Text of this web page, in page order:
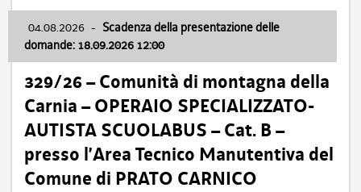
04.08.2026 - Scadenza della presentazione delle
domande: 18.09.2026 12:00
329/26 – Comunità di montagna della
Carnia – OPERAIO SPECIALIZZATO-
AUTISTA SCUOLABUS – Cat. B –
presso l’Area Tecnico Manutentiva del
Comune di PRATO CARNICO